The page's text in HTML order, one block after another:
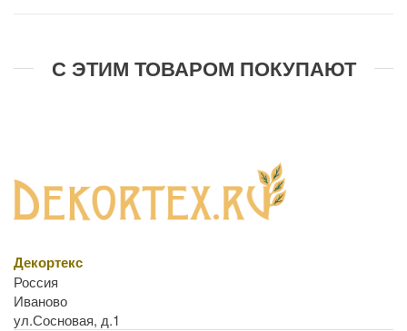
С ЭТИМ ТОВАРОМ ПОКУПАЮТ
Декортекс
Россия
Иваново
ул.Сосновая, д.1